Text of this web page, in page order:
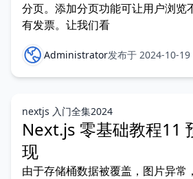
分页。添加分页功能可让用户浏览
有发票。让我们看
Administrator发布于 2024-10-19
nextjs 入门全集2024
Next.js 零基础教程11
现
由于存储桶数据被覆盖，图片异常